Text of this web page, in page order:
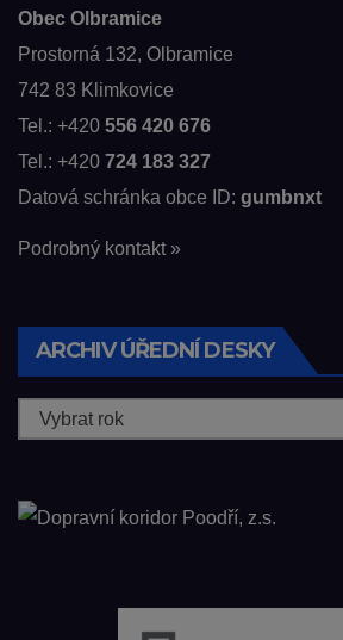
Obec Olbramice
Prostorná 132, Olbramice
742 83 Klimkovice
Tel.: +420 556 420 676
Tel.: +420 724 183 327
Datová schránka obce ID: gumbnxt
Podrobný kontakt »
ARCHIV ÚŘEDNÍ DESKY